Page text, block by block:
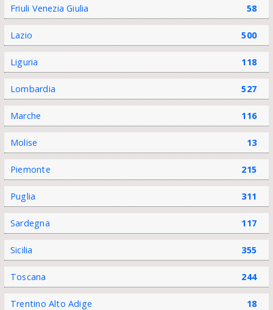
Friuli Venezia Giulia 58
Lazio 500
Liguria 118
Lombardia 527
Marche 116
Molise 13
Piemonte 215
Puglia 311
Sardegna 117
Sicilia 355
Toscana 244
Trentino Alto Adige 18